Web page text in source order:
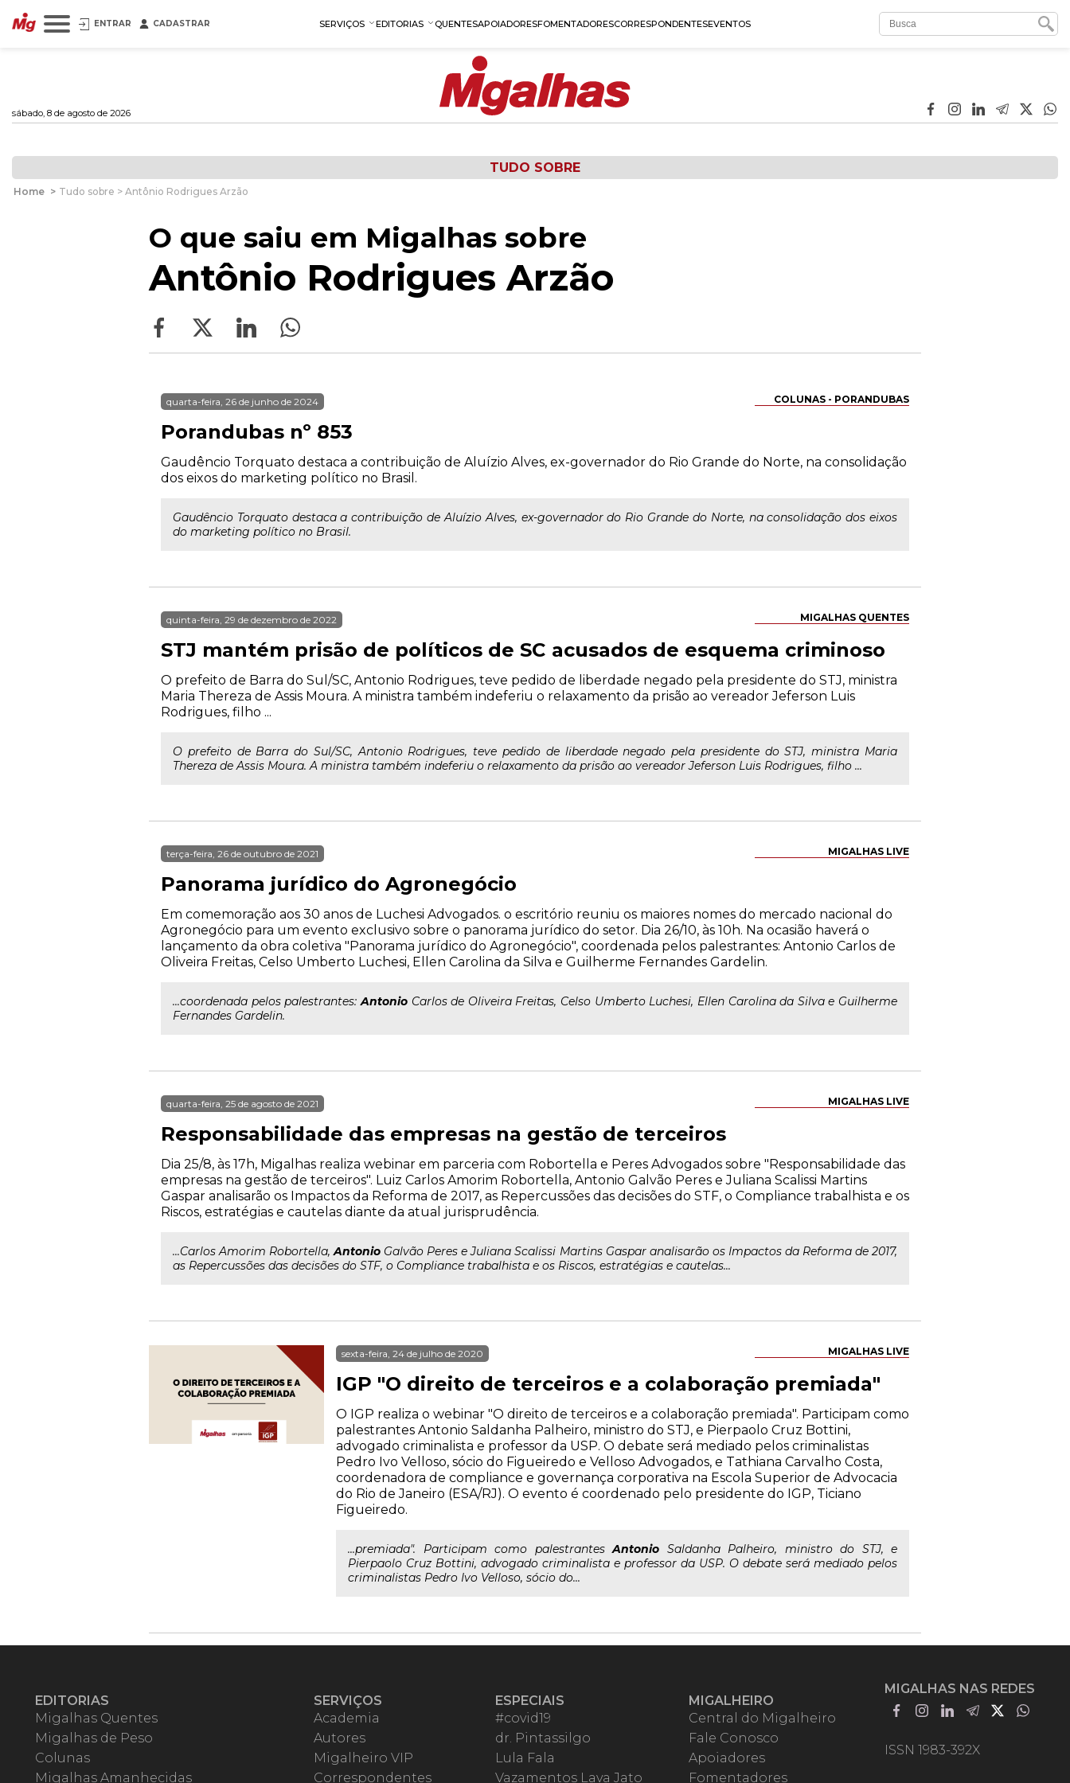
ENTRAR CADASTRAR SERVIÇOS EDITORIAS QUENTESAPOIADORESFOMENTADORESCORRESPONDENTESEVENTOS
sábado, 8 de agosto de 2026
TUDO SOBRE
Home > Tudo sobre > Antônio Rodrigues Arzão
O que saiu em Migalhas sobre
Antônio Rodrigues Arzão
COLUNAS - PORANDUBAS
quarta-feira, 26 de junho de 2024
Porandubas nº 853
Gaudêncio Torquato destaca a contribuição de Aluízio Alves, ex-governador do Rio Grande do Norte, na consolidação
dos eixos do marketing político no Brasil.
Gaudêncio Torquato destaca a contribuição de Aluízio Alves, ex-governador do Rio Grande do Norte, na consolidação dos eixos
do marketing político no Brasil.
MIGALHAS QUENTES
quinta-feira, 29 de dezembro de 2022
STJ mantém prisão de políticos de SC acusados de esquema criminoso
O prefeito de Barra do Sul/SC, Antonio Rodrigues, teve pedido de liberdade negado pela presidente do STJ, ministra
Maria Thereza de Assis Moura. A ministra também indeferiu o relaxamento da prisão ao vereador Jeferson Luis
Rodrigues, filho ...
O prefeito de Barra do Sul/SC, Antonio Rodrigues, teve pedido de liberdade negado pela presidente do STJ, ministra Maria
Thereza de Assis Moura. A ministra também indeferiu o relaxamento da prisão ao vereador Jeferson Luis Rodrigues, filho ...
MIGALHAS LIVE
terça-feira, 26 de outubro de 2021
Panorama jurídico do Agronegócio
Em comemoração aos 30 anos de Luchesi Advogados. o escritório reuniu os maiores nomes do mercado nacional do
Agronegócio para um evento exclusivo sobre o panorama jurídico do setor. Dia 26/10, às 10h. Na ocasião haverá o
lançamento da obra coletiva "Panorama jurídico do Agronegócio", coordenada pelos palestrantes: Antonio Carlos de
Oliveira Freitas, Celso Umberto Luchesi, Ellen Carolina da Silva e Guilherme Fernandes Gardelin.
...coordenada pelos palestrantes:AntonioCarlos de Oliveira Freitas, Celso Umberto Luchesi, Ellen Carolina da Silva e Guilherme
Fernandes Gardelin.
MIGALHAS LIVE
quarta-feira, 25 de agosto de 2021
Responsabilidade das empresas na gestão de terceiros
Dia 25/8, às 17h, Migalhas realiza webinar em parceria com Robortella e Peres Advogados sobre "Responsabilidade das
empresas na gestão de terceiros". Luiz Carlos Amorim Robortella, Antonio Galvão Peres e Juliana Scalissi Martins
Gaspar analisarão os Impactos da Reforma de 2017, as Repercussões das decisões do STF, o Compliance trabalhista e os
Riscos, estratégias e cautelas diante da atual jurisprudência.
...Carlos Amorim Robortella,Antonio Galvão Peres e Juliana Scalissi Martins Gaspar analisarão os Impactos da Reforma de 2017,
as Repercussões das decisões do STF, o Compliance trabalhista e os Riscos, estratégias e cautelas...
MIGALHAS LIVE
sexta-feira, 24 de julho de 2020
IGP "O direito de terceiros e a colaboração premiada"
O IGP realiza o webinar "O direito de terceiros e a colaboração premiada". Participam como
palestrantes Antonio Saldanha Palheiro, ministro do STJ, e Pierpaolo Cruz Bottini,
advogado criminalista e professor da USP. O debate será mediado pelos criminalistas
Pedro Ivo Velloso, sócio do Figueiredo e Velloso Advogados, e Tathiana Carvalho Costa,
coordenadora de compliance e governança corporativa na Escola Superior de Advocacia
do Rio de Janeiro (ESA/RJ). O evento é coordenado pelo presidente do IGP, Ticiano
Figueiredo.
...premiada". Participam como palestrantesAntonio Saldanha Palheiro, ministro do STJ, e
Pierpaolo Cruz Bottini, advogado criminalista e professor da USP. O debate será mediado pelos
criminalistas Pedro Ivo Velloso, sócio do...
EDITORIAS
Migalhas Quentes
Migalhas de Peso
Colunas
Migalhas Amanhecidas
SERVIÇOS
Academia
Autores
Migalheiro VIP
Correspondentes
ESPECIAIS
#covid19
dr. Pintassilgo
Lula Fala
Vazamentos Lava Jato
MIGALHEIRO
Central do Migalheiro
Fale Conosco
Apoiadores
Fomentadores
MIGALHAS NAS REDES
ISSN 1983-392X